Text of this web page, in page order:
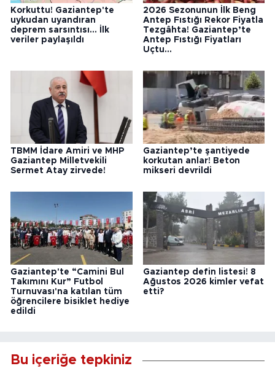
Korkuttu! Gaziantep'te
uykudan uyandıran
deprem sarsıntısı... İlk
veriler paylaşıldı
2026 Sezonunun İlk Beng
Antep Fıstığı Rekor Fiyatla
Tezgâhta! Gaziantep’te
Antep Fıstığı Fiyatları
Uçtu...
TBMM İdare Amiri ve MHP
Gaziantep Milletvekili
Sermet Atay zirvede!
Gaziantep’te şantiyede
korkutan anlar! Beton
mikseri devrildi
Gaziantep'te “Camini Bul
Takımını Kur” Futbol
Turnuvası'na katılan tüm
öğrencilere bisiklet hediye
edildi
Gaziantep defin listesi! 8
Ağustos 2026 kimler vefat
etti?
Bu içeriğe tepkiniz